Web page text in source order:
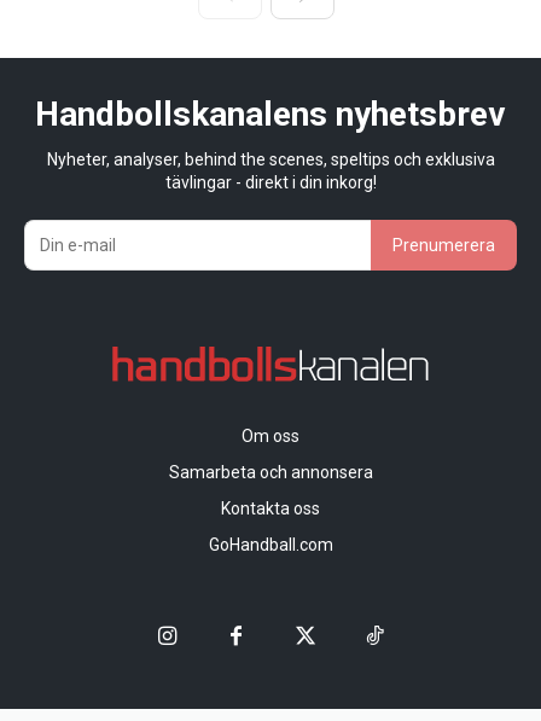
Handbollskanalens nyhetsbrev
Nyheter, analyser, behind the scenes, speltips och exklusiva
tävlingar - direkt i din inkorg!
Prenumerera
Om oss
Samarbeta och annonsera
Kontakta oss
GoHandball.com